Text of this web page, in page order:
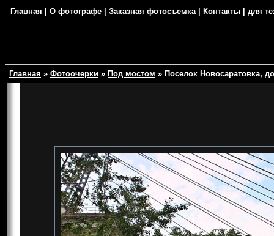
Главная О фотографе| Заказная фотосъемка| Контакты| для
Главная » Фотоочерки » Под мостом » Поселок Новосаратовка,